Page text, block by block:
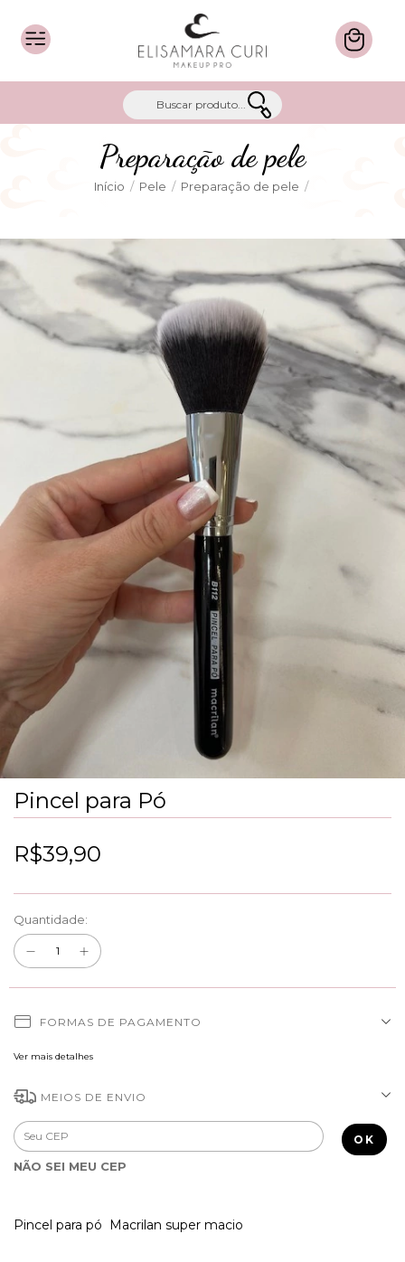
Preparação de pele
Início / Pele / Preparação de pele /
Pincel para Pó
R$39,90
Quantidade:
FORMAS DE PAGAMENTO
Ver mais detalhes
MEIOS DE ENVIO
Entregas para o CEP: ALTERAR CEP
OK
NÃO SEI MEU CEP
Pincel para pó Macrilan super macio